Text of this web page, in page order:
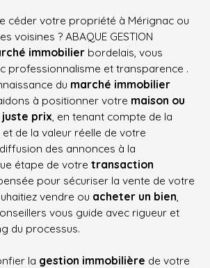
céder votre propriété à Mérignac ou
voisines ? ABAQUE GESTION
immobilier bordelais, vous
professionnalisme et transparence .
du marché immobilier
à positionner votre maison ou
juste prix, en tenant compte de la
de la valeur réelle de votre
des annonces à la
étape de votre transaction
pour sécuriser la vente de votre
vendre ou acheter un bien,
vous guide avec rigueur et
du processus.
la gestion immobilière de votre